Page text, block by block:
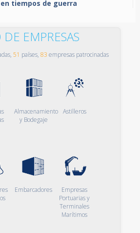
tiempos de guerra
EMPRESAS
51 países, 83 empresas patrocinadas
Almacenamiento
y Bodegaje
Astilleros
Embarcadores
Empresas
Portuarias y
Terminales
Marítimos